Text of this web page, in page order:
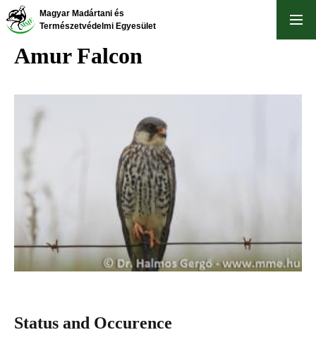
Skip
to
content
Magyar Madártani és
Természetvédelmi Egyesület
Amur Falcon
Status and Occurence